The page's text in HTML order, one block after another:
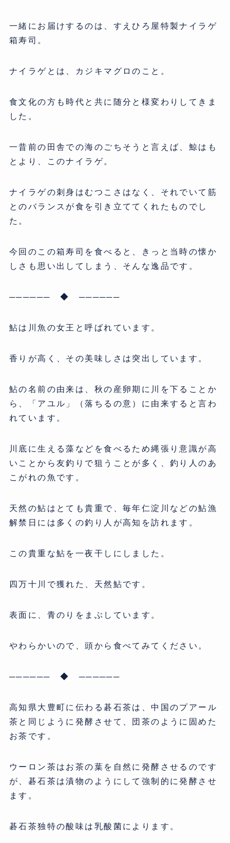
一緒にお届けするのは、すえひろ屋特製ナイラゲ
箱寿司。
ナイラゲとは、カジキマグロのこと。
食文化の方も時代と共に随分と様変わりしてきま
した。
一昔前の田舎での海のごちそうと言えば、鯨はも
とより、このナイラゲ。
ナイラゲの刺身はむつこさはなく、それでいて筋
とのバランスが食を引き立ててくれたものでし
た。
今回のこの箱寿司を食べると、きっと当時の懐か
しさも思い出してしまう、そんな逸品です。
────── ◆ ──────
鮎は川魚の女王と呼ばれています。
香りが高く、その美味しさは突出しています。
鮎の名前の由来は、秋の産卵期に川を下ることか
ら、「アユル」（落ちるの意）に由来すると言わ
れています。
川底に生える藻などを食べるため縄張り意識が高
いことから友釣りで狙うことが多く、釣り人のあ
こがれの魚です。
天然の鮎はとても貴重で、毎年仁淀川などの鮎漁
解禁日には多くの釣り人が高知を訪れます。
この貴重な鮎を一夜干しにしました。
四万十川で獲れた、天然鮎です。
表面に、青のりをまぶしています。
やわらかいので、頭から食べてみてください。
────── ◆ ──────
高知県大豊町に伝わる碁石茶は、中国のプアール
茶と同じように発酵させて、団茶のように固めた
お茶です。
ウーロン茶はお茶の葉を自然に発酵させるのです
が、碁石茶は漬物のようにして強制的に発酵させ
ます。
碁石茶独特の酸味は乳酸菌によります。